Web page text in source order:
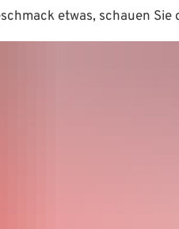
etwas, schauen Sie